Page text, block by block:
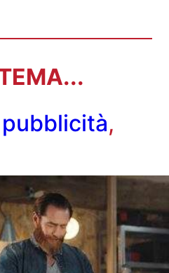
pubblicità,